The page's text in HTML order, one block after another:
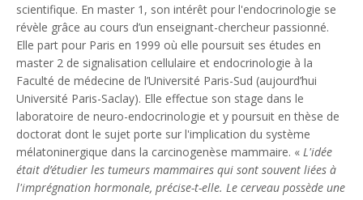
scientifique. En master 1, son intérêt pour l'endocrinologie se
révèle grâce au cours d’un enseignant-chercheur passionné.
Elle part pour Paris en 1999 où elle poursuit ses études en
master 2 de signalisation cellulaire et endocrinologie à la
Faculté de médecine de l’Université Paris-Sud (aujourd’hui
Université Paris-Saclay). Elle effectue son stage dans le
laboratoire de neuro-endocrinologie et y poursuit en thèse de
doctorat dont le sujet porte sur l'implication du système
mélatoninergique dans la carcinogenèse mammaire. « L'idée
était d’étudier les tumeurs mammaires qui sont souvent liées à
l'imprégnation hormonale, précise-t-elle. Le cerveau possède une